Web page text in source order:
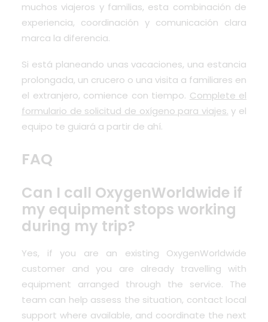
muchos viajeros y familias, esta combinación de
experiencia, coordinación y comunicación clara
marca la diferencia.
Si está planeando unas vacaciones, una estancia
prolongada, un crucero o una visita a familiares en
el extranjero, comience con tiempo. Complete el
formulario de solicitud de oxígeno para viajes. y el
equipo te guiará a partir de ahí.
FAQ
Can I call OxygenWorldwide if
my equipment stops working
during my trip?
Yes, if you are an existing OxygenWorldwide
customer and you are already travelling with
equipment arranged through the service. The
team can help assess the situation, contact local
support where available, and coordinate the next